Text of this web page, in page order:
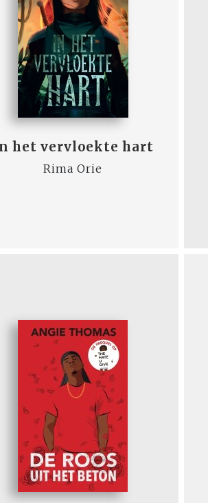
het vervloekte hart
Rima Orie